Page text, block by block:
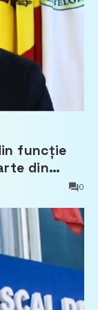
funcție
din
0